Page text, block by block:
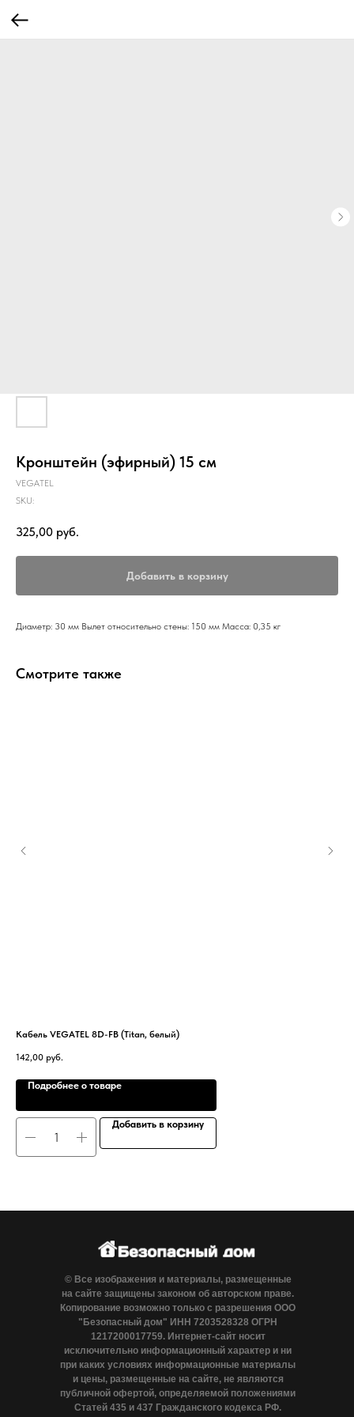
Кронштейн (эфирный) 15 см
VEGATEL
SKU:
325,00 руб.
Добавить в корзину
Диаметр: 30 мм Вылет относительно стены: 150 мм Масса: 0,35 кг
Смотрите также
Кабель VEGATEL 8D-FB (Titan, белый)
142,00 руб.
Подробнее о товаре
Добавить в корзину
© Все изображения и материалы, размещенные
на сайте защищены законом об авторском праве.
Копирование возможно только с разрешения ООО
"Безопасный дом" ИНН 7203528328 ОГРН
1217200017759. Интернет-сайт носит
исключительно информационный характер и ни
при каких условиях информационные материалы
и цены, размещенные на сайте, не являются
публичной офертой, определяемой положениями
Статей 435 и 437 Гражданского кодекса РФ.